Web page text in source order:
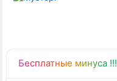
Бесплатные минуса !!!